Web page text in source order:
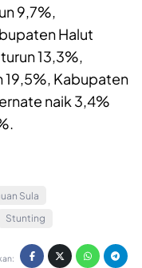
9,7%,
Halut
13,3%,
19,5%, Kabupaten
naik 3,4%
Sula
Stunting